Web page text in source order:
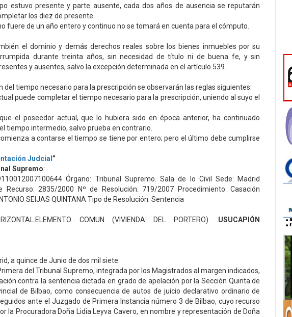
estuvo presente y parte ausente, cada dos años de ausencia se reputarán
los diez de presente.
fuere de un año entero y continuo no se tomará en cuenta para el cómputo.
el dominio y demás derechos reales sobre los bienes inmuebles por su
durante treinta años, sin necesidad de título ni de buena fe, y sin
y ausentes, salvo la excepción determinada en el artículo 539.
del tiempo necesario para la prescripción se observarán las reglas siguientes:
puede completar el tiempo necesario para la prescripción, uniendo al suyo el
el poseedor actual, que lo hubiera sido en época anterior, ha continuado
tiempo intermedio, salvo prueba en contrario.
a contarse el tiempo se tiene por entero; pero el último debe cumplirse
Judcial ”
Supremo:
Órgano: Tribunal Supremo. Sala de lo Civil Sede: Madrid
Recurso: 2835/2000 Nº de Resolución: 719/2007 Procedimiento: Casación
SEIJAS QUINTANA Tipo de Resolución: Sentencia
COMUN (VIVIENDA DEL PORTERO) . USUCAPIÓN
a quince de Junio de dos mil siete.
del Tribunal Supremo, integrada por los Magistrados al margen indicados,
contra la sentencia dictada en grado de apelación por la Sección Quinta de
de Bilbao, como consecuencia de autos de juicio declarativo ordinario de
ante el Juzgado de Primera Instancia número 3 de Bilbao, cuyo recurso
la Procuradora Doña Lidia Leyva Cavero, en nombre y representación de Doña